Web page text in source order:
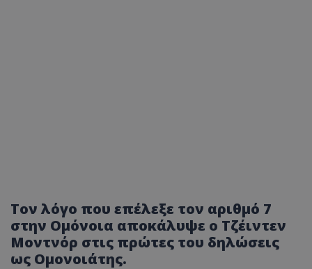
Τον λόγο που επέλεξε τον αριθμό 7
στην Ομόνοια αποκάλυψε ο Τζέιντεν
Μοντνόρ στις πρώτες του δηλώσεις
ως Ομονοιάτης.